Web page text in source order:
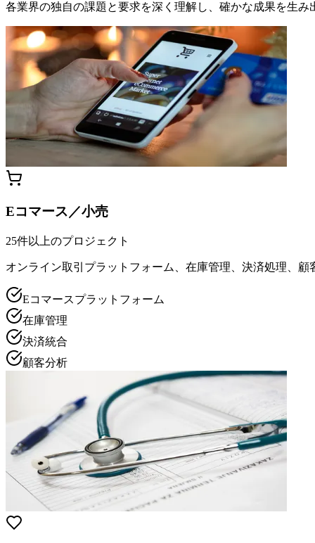
各業界の独自の課題と要求を深く理解し、確かな成果を生
Eコマース／小売
25件以上のプロジェクト
オンライン取引プラットフォーム、在庫管理、決済処理、顧
Eコマースプラットフォーム
在庫管理
決済統合
顧客分析